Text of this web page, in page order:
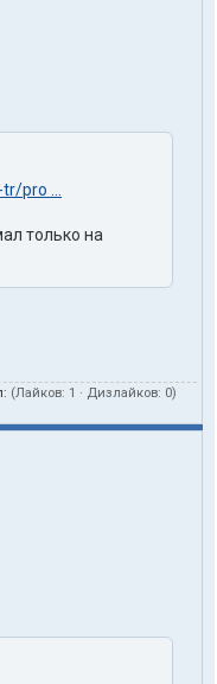
pro ...
только на
(Лайков: 1 · Дизлайков: 0)